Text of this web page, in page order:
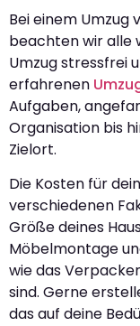
Bei einem Umzug
beachten wir alle
Umzug stressfrei
erfahrenen
Aufgaben,
Organisation bis
Zielort.
Die Kosten für
verschiedenen
Größe deines
Möbelmontage
wie das
sind. Gerne
das auf deine